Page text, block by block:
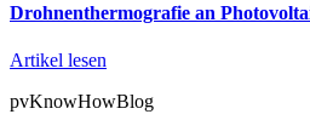
Drohnenthermografie an
Artikel lesen
pvKnowHowBlog